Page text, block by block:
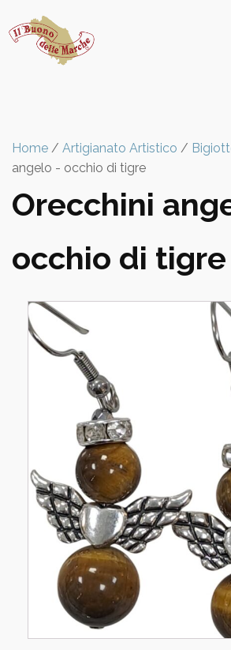
Home / Artigianato Artistico /
angelo - occhio di tigre
Orecchini
occhio di tigre